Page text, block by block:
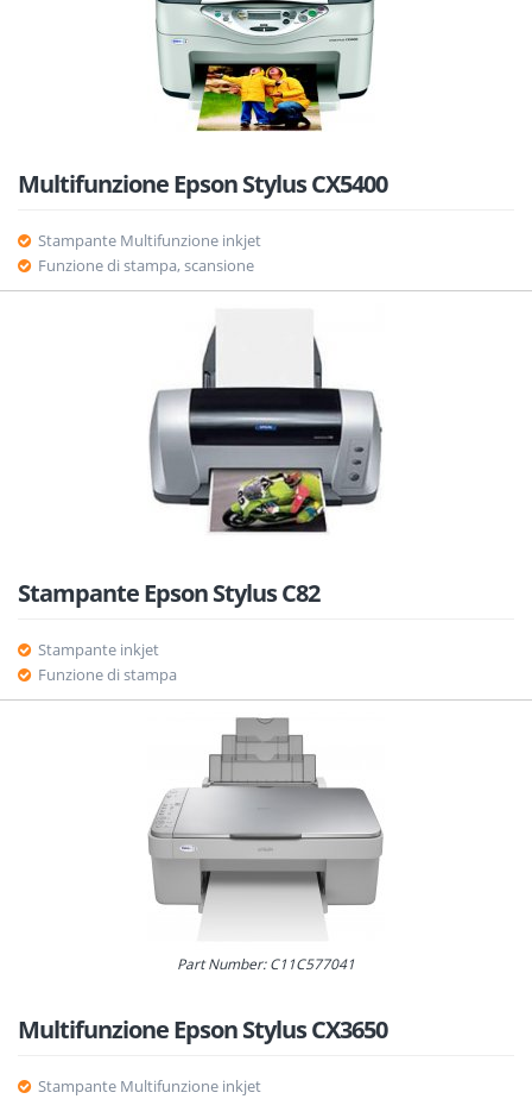
Multifunzione Epson Stylus CX5400
Stampante Multifunzione inkjet
Funzione di stampa, scansione
Stampante Epson Stylus C82
Stampante inkjet
Funzione di stampa
Part Number: C11C577041
Multifunzione Epson Stylus CX3650
Stampante Multifunzione inkjet